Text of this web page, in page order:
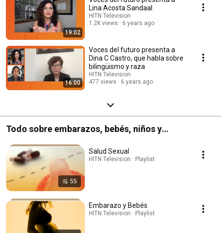
19:02
Lina Acosta Sandaal
HITN Television
1.2K views
6 years ago
16:00
Voces del futuro presenta a
Dina C Castro, que habla sobre
bilingüismo y raza
HITN Television
477 views
6 years ago
Todo sobre embarazos, bebés, niños y
55
Salud Sexual
HITN Television · Playlist
Embarazo y Bebés
HITN Television · Playlist